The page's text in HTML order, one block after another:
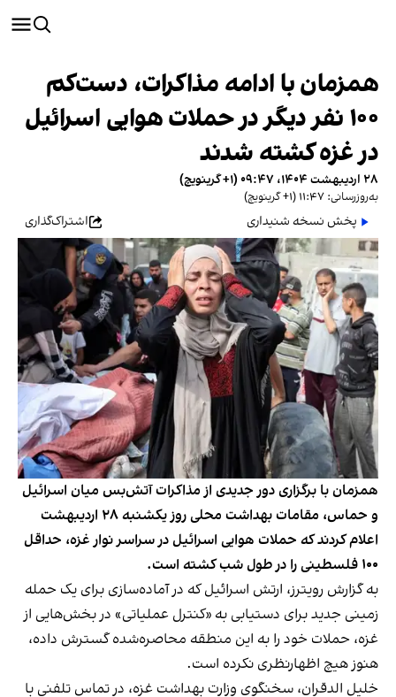
همزمان با ادامه مذاکرات، دست‌کم
۱۰۰ نفر دیگر در حملات هوایی اسرائیل
در غزه کشته شدند
۲۸ اردیبهشت ۱۴۰۴، ۰۹:۴۷ (‎+۱ گرینویچ)
به‌روزرسانی: ۱۱:۴۷ (‎+۱ گرینویچ)
پخش نسخه شنیداری اشتراک‌گذاری
همزمان با برگزاری دور جدیدی از مذاکرات آتش‌بس میان اسرائیل
و حماس، مقامات بهداشت محلی روز یکشنبه ۲۸ اردیبهشت
اعلام کردند که حملات هوایی اسرائیل در سراسر نوار غزه، حداقل
۱۰۰ فلسطینی را در طول شب کشته است.
به گزارش رویترز، ارتش اسرائیل که در آماده‌سازی برای یک حمله
زمینی جدید برای دستیابی به «کنترل عملیاتی» در بخش‌هایی از
غزه، حملات خود را به این منطقه محاصره‌شده گسترش داده،
هنوز هیچ اظهارنظری نکرده است.
خلیل الدقران، سخنگوی وزارت بهداشت غزه، در تماس تلفنی با